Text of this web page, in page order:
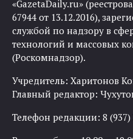
«GazetaDaily.ru»
67944 от 13.12.2016),
службой по надзору в
технологий и массовых
(Роскомнадзор).
Учредитель: Харитонов
Главный редактор:
Телефон редакции: 8 (937)